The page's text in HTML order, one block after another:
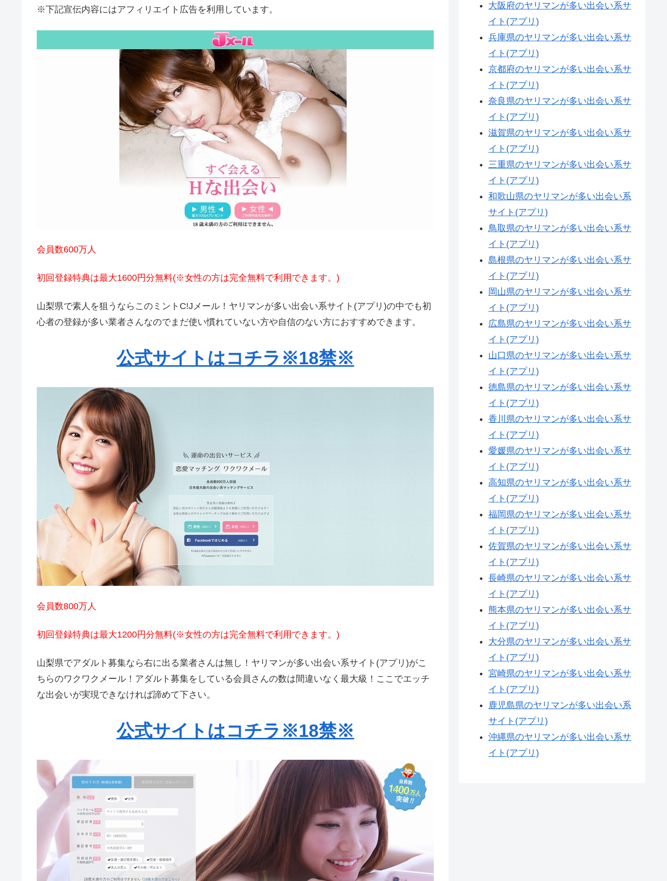
※下記宣伝内容にはアフィリエイト広告を利用しています。
会員数600万人
初回登録特典は最大1600円分無料(※女性の方は完全無料で利用できます。)
山梨県で素人を狙うならこのミントC!Jメール！ヤリマンが多い出会い系サイト(アプリ)の中でも初
心者の登録が多い業者さんなのでまだ使い慣れていない方や自信のない方におすすめできます。
公式サイトはコチラ※18禁※
会員数800万人
初回登録特典は最大1200円分無料(※女性の方は完全無料で利用できます。)
山梨県でアダルト募集なら右に出る業者さんは無し！ヤリマンが多い出会い系サイト(アプリ)がこ
ちらのワクワクメール！アダルト募集をしている会員さんの数は間違いなく最大級！ここでエッチ
な出会いが実現できなければ諦めて下さい。
公式サイトはコチラ※18禁※
大阪府のヤリマンが多い出会い系サ
イト(アプリ)
兵庫県のヤリマンが多い出会い系サ
イト(アプリ)
京都府のヤリマンが多い出会い系サ
イト(アプリ)
奈良県のヤリマンが多い出会い系サ
イト(アプリ)
滋賀県のヤリマンが多い出会い系サ
イト(アプリ)
三重県のヤリマンが多い出会い系サ
イト(アプリ)
和歌山県のヤリマンが多い出会い系
サイト(アプリ)
鳥取県のヤリマンが多い出会い系サ
イト(アプリ)
島根県のヤリマンが多い出会い系サ
イト(アプリ)
岡山県のヤリマンが多い出会い系サ
イト(アプリ)
広島県のヤリマンが多い出会い系サ
イト(アプリ)
山口県のヤリマンが多い出会い系サ
イト(アプリ)
徳島県のヤリマンが多い出会い系サ
イト(アプリ)
香川県のヤリマンが多い出会い系サ
イト(アプリ)
愛媛県のヤリマンが多い出会い系サ
イト(アプリ)
高知県のヤリマンが多い出会い系サ
イト(アプリ)
福岡県のヤリマンが多い出会い系サ
イト(アプリ)
佐賀県のヤリマンが多い出会い系サ
イト(アプリ)
長崎県のヤリマンが多い出会い系サ
イト(アプリ)
熊本県のヤリマンが多い出会い系サ
イト(アプリ)
大分県のヤリマンが多い出会い系サ
イト(アプリ)
宮崎県のヤリマンが多い出会い系サ
イト(アプリ)
鹿児島県のヤリマンが多い出会い系
サイト(アプリ)
沖縄県のヤリマンが多い出会い系サ
イト(アプリ)